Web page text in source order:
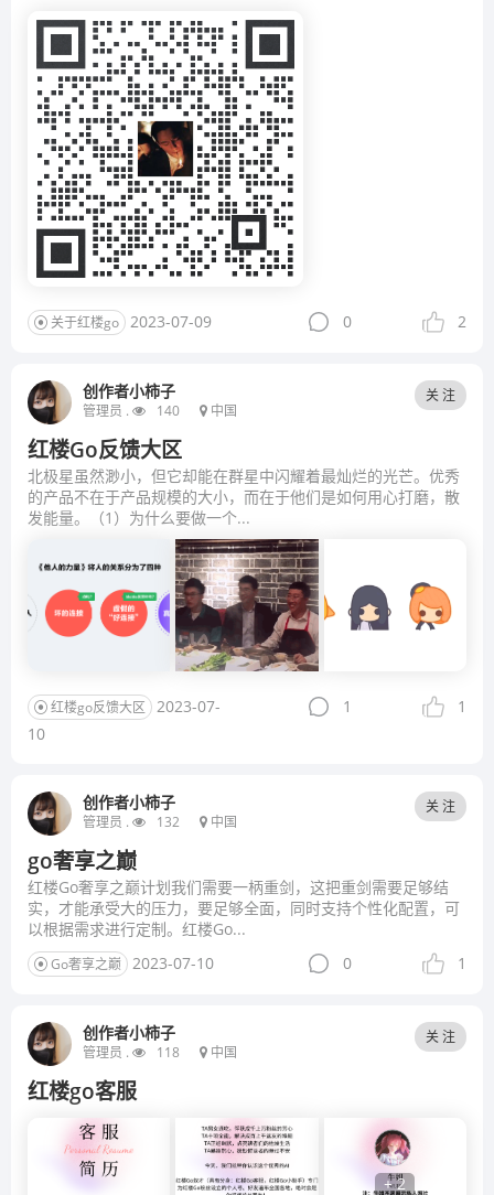
关于红楼go 2023-07-09 0 2
创作者小柿子
管理员 . 140 中国
关 注
红楼Go反馈大区
北极星虽然渺小，但它却能在群星中闪耀着最灿烂的光芒。优秀
的产品不在于产品规模的大小，而在于他们是如何用心打磨，散
发能量。（1）为什么要做一个...
红楼go反馈大区
2023-07-
10
1 1
创作者小柿子
管理员 . 132 中国
关 注
go奢享之巅
红楼Go奢享之巅计划我们需要一柄重剑，这把重剑需要足够结
实，才能承受大的压力，要足够全面，同时支持个性化配置，可
以根据需求进行定制。红楼Go...
Go奢享之巅 2023-07-10 0 1
创作者小柿子
管理员 . 118 中国
关 注
红楼go客服
+ 2